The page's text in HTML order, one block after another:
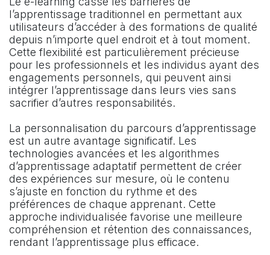
l’apprentissage traditionnel en permettant aux
utilisateurs d’accéder à des formations de qualité
depuis n’importe quel endroit et à tout moment.
Cette flexibilité est particulièrement précieuse
pour les professionnels et les individus ayant des
engagements personnels, qui peuvent ainsi
intégrer l’apprentissage dans leurs vies sans
sacrifier d’autres responsabilités.
La personnalisation du parcours d’apprentissage
est un autre avantage significatif. Les
technologies avancées et les algorithmes
d’apprentissage adaptatif permettent de créer
des expériences sur mesure, où le contenu
s’ajuste en fonction du rythme et des
préférences de chaque apprenant. Cette
approche individualisée favorise une meilleure
compréhension et rétention des connaissances,
rendant l’apprentissage plus efficace.